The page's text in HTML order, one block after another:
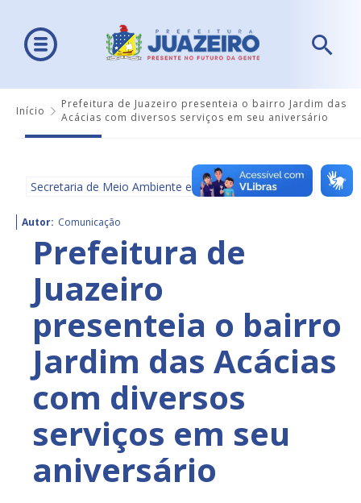
Início
Prefeitura de Juazeiro presenteia o bairro Jardim das
Acácias com diversos serviços em seu aniversário
Secretaria de Meio Ambiente e Ordenamento Urbano
Autor: Comunicação
Prefeitura de
Juazeiro
presenteia o bairro
Jardim das Acácias
com diversos
serviços em seu
aniversário